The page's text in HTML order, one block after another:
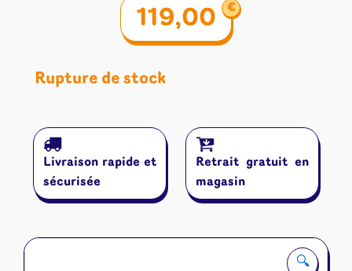
🔍
119,00 €
Rupture de stock
Livraison rapide et
sécurisée
Retrait gratuit en
magasin